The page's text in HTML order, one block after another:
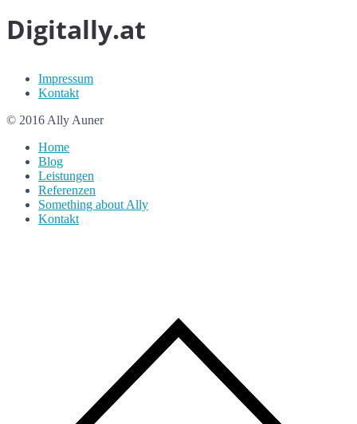
Digitally.at
Impressum
Kontakt
© 2016 Ally Auner
Home
Blog
Leistungen
Referenzen
Something about Ally
Kontakt